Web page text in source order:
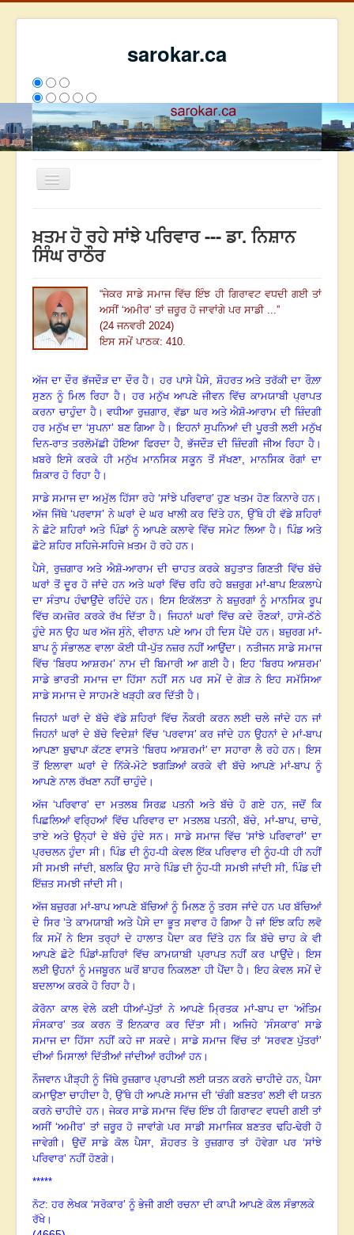
sarokar.ca
Toggle
ਰਚਨਾਵਾਂ
ਸੰਪਰਕ
We have 102 guests and no members online
2793545
ਅੱਜ723
ਖ਼ਤਮ ਹੋ ਰਹੇ ਸਾਂਝੇ ਪਰਿਵਾਰ --- ਡਾ. ਨਿਸ਼ਾਨ
ਸਿੰਘ ਰਾਠੌਰ
“ਜੇਕਰ ਸਾਡੇ ਸਮਾਜ ਵਿੱਚ ਇੰਝ ਹੀ ਗਿਰਾਵਟ ਵਧਦੀ ਗਈ ਤਾਂ
ਅਸੀਂ ‘ਅਮੀਰ’ ਤਾਂ ਜ਼ਰੂਰ ਹੋ ਜਾਵਾਂਗੇ ਪਰ ਸਾਡੀ ...”
(24 ਜਨਵਰੀ 2024)
ਇਸ ਸਮੇਂ ਪਾਠਕ: 410.
ਅੱਜ ਦਾ ਦੌਰ ਭੱਜਦੌੜ ਦਾ ਦੌਰ ਹੈ ।ਹਰ ਪਾਸੇ ਪੈਸੇ, ਸ਼ੋਹਰਤ ਅਤੇ ਤਰੱਕੀ ਦਾ ਰੌਲ਼ਾ
ਸੁਣਨ ਨੂੰ ਮਿਲ ਰਿਹਾ ਹੈ । ਹਰ ਮਨੁੱਖ ਆਪਣੇ ਜੀਵਨ ਵਿੱਚ ਕਾਮਯਾਬੀ ਪ੍ਰਾਪਤ
ਕਰਨਾ ਚਾਹੁੰਦਾ ਹੈ।ਵਧੀਆ ਰੁਜ਼ਗਾਰ,ਵੱਡਾ ਘਰ ਅਤੇ ਐਸ਼ੋ-ਆਰਾਮ ਦੀ ਜ਼ਿੰਦਗੀ
ਹਰ ਮਨੁੱਖ ਦਾ ‘ਸੁਪਨਾ’ ਬਣ ਗਿਆ ਹੈ । ਇਹਨਾਂ ਸੁਪਨਿਆਂ ਦੀ ਪੂਰਤੀ ਲਈ ਮਨੁੱਖ
ਦਿਨ-ਰਾਤ ਤਰਲੋਮੱਛੀ ਹੋਇਆ ਫਿਰਦਾ ਹੈ, ਭੱਜਦੌੜ ਦੀ ਜ਼ਿੰਦਗੀ ਜੀਅ ਰਿਹਾ ਹੈ ।
ਖ਼ਬਰੇ ਇਸੇ ਕਰਕੇ ਹੀ ਮਨੁੱਖ ਮਾਨਸਿਕ ਸਕੂਨ ਤੋਂ ਸੱਖਣਾ, ਮਾਨਸਿਕ ਰੋਗਾਂ ਦਾ
ਸ਼ਿਕਾਰ ਹੋ ਰਿਹਾ ਹੈ ।
ਸਾਡੇ ਸਮਾਜ ਦਾ ਅਮੁੱਲ ਹਿੱਸਾ ਰਹੇ ‘ਸਾਂਝੇ ਪਰਿਵਾਰ’ ਹੁਣ ਖਤਮ ਹੋਣ ਕਿਨਾਰੇ ਹਨ।
ਅੱਜ ਜਿੱਥੇ ‘ਪਰਵਾਸ’ ਨੇ ਘਰਾਂ ਦੇ ਘਰ ਖਾਲੀ ਕਰ ਦਿੱਤੇ ਹਨ, ਉੱਥੇ ਹੀ ਵੱਡੇ ਸ਼ਹਿਰਾਂ
ਨੇ ਛੋਟੇ ਸ਼ਹਿਰਾਂ ਅਤੇ ਪਿੰਡਾਂ ਨੂੰ ਆਪਣੇ ਕਲਾਵੇ ਵਿੱਚ ਸਮੇਟ ਲਿਆ ਹੈ। ਪਿੰਡ ਅਤੇ
ਛੋਟੇ ਸ਼ਹਿਰ ਸਹਿਜੇ-ਸਹਿਜੇ ਖ਼ਤਮ ਹੋ ਰਹੇ ਹਨ।
ਪੈਸੇ, ਰੁਜ਼ਗਾਰ ਅਤੇ ਐਸ਼ੋ-ਆਰਾਮ ਦੀ ਚਾਹਤ ਕਰਕੇ ਬਹੁਤਾਤ ਗਿਣਤੀ ਵਿੱਚ ਬੱਚੇ
ਘਰਾਂ ਤੋਂ ਦੂਰ ਹੋ ਜਾਂਦੇ ਹਨ ਅਤੇ ਘਰਾਂ ਵਿੱਚ ਰਹਿ ਰਹੇ ਬਜ਼ਰੁਗ ਮਾਂ-ਬਾਪ ਇਕਲਾਪੇ
ਦਾ ਸੰਤਾਪ ਹੰਢਾਉਂਦੇ ਰਹਿੰਦੇ ਹਨ।ਇਸ ਇਕੱਲਤਾ ਨੇ ਬਜ਼ੁਰਗਾਂ ਨੂੰ ਮਾਨਸਿਕ ਰੂਪ
ਵਿੱਚ ਕਮਜ਼ੋਰ ਕਰਕੇ ਰੱਖ ਦਿੱਤਾ ਹੈ । ਜਿਹਨਾਂ ਘਰਾਂ ਵਿੱਚ ਕਦੇ ਰੌਣਕਾਂ, ਹਾਸੇ-ਠੱਠੇ
ਹੁੰਦੇ ਸਨ ਉਹ ਘਰ ਅੱਜ ਸੁੰਨੇ, ਵੀਰਾਨ ਪਏ ਆਮ ਹੀ ਦਿਸ ਪੈਂਦੇ ਹਨ। ਬਜ਼ੁਰਗ ਮਾਂ-
ਬਾਪ ਨੂੰ ਸੰਭਾਲਣ ਵਾਲਾ ਕੋਈ ਧੀ-ਪੁੱਤ ਨਜ਼ਰ ਨਹੀਂ ਆਉਂਦਾ । ਨਤੀਜਨ ਸਾਡੇ ਸਮਾਜ
ਵਿੱਚ ‘ਬਿਰਧ ਆਸ਼ਰਮ’ ਨਾਮ ਦੀ ਬਿਮਾਰੀ ਆ ਗਈ ਹੈ ।ਇਹ ‘ਬਿਰਧ ਆਸ਼ਰਮ’
ਸਾਡੇ ਭਾਰਤੀ ਸਮਾਜ ਦਾ ਹਿੱਸਾ ਨਹੀਂ ਸਨ ਪਰ ਸਮੇਂ ਦੇ ਗੇੜ ਨੇ ਇਹ ਸਮੱਸਿਆ
ਸਾਡੇ ਸਮਾਜ ਦੇ ਸਾਹਮਣੇ ਖੜ੍ਹੀ ਕਰ ਦਿੱਤੀ ਹੈ ।
ਜਿਹਨਾਂ ਘਰਾਂ ਦੇ ਬੱਚੇ ਵੱਡੇ ਸ਼ਹਿਰਾਂ ਵਿੱਚ ਨੌਕਰੀ ਕਰਨ ਲਈ ਚਲੇ ਜਾਂਦੇ ਹਨ ਜਾਂ
ਜਿਹਨਾਂ ਘਰਾਂ ਦੇ ਬੱਚੇ ਵਿਦੇਸ਼ਾਂ ਵਿੱਚ ‘ਪਰਵਾਸ’ ਕਰ ਜਾਂਦੇ ਹਨ ਉਹਨਾਂ ਦੇ ਮਾਂ-ਬਾਪ
ਆਪਣਾ ਬੁਢਾਪਾ ਕੱਟਣ ਵਾਸਤੇ ‘ਬਿਰਧ ਆਸ਼ਰਮਾਂ’ ਦਾ ਸਹਾਰਾ ਲੈ ਰਹੇ ਹਨ।ਇਸ
ਤੋਂ ਇਲਾਵਾ ਘਰਾਂ ਦੇ ਨਿੱਕੇ-ਮੋਟੇ ਝਗੜਿਆਂ ਕਰਕੇ ਵੀ ਬੱਚੇ ਆਪਣੇ ਮਾਂ-ਬਾਪ ਨੂੰ
ਆਪਣੇ ਨਾਲ ਰੱਖਣਾ ਨਹੀਂ ਚਾਹੁੰਦੇ ।
ਅੱਜ ‘ਪਰਿਵਾਰ’ ਦਾ ਮਤਲਬ ਸਿਰਫ਼ ਪਤਨੀ ਅਤੇ ਬੱਚੇ ਹੋ ਗਏ ਹਨ, ਜਦੋਂ ਕਿ
ਪਿਛਲਿਆਂ ਵਰ੍ਹਿਆਂ ਵਿੱਚ ਪਰਿਵਾਰ ਦਾ ਮਤਲਬ ਪਤਨੀ,ਬੱਚੇ, ਮਾਂ-ਬਾਪ,ਚਾਚੇ,
ਤਾਏ ਅਤੇ ਉਨ੍ਹਾਂ ਦੇ ਬੱਚੇ ਹੁੰਦੇ ਸਨ। ਸਾਡੇ ਸਮਾਜ ਵਿੱਚ ‘ਸਾਂਝੇ ਪਰਿਵਾਰਾਂ’ ਦਾ
ਪ੍ਰਚਲਨ ਹੁੰਦਾ ਸੀ।ਪਿੰਡ ਦੀ ਨੂੰਹ-ਧੀ ਕੇਵਲ ਇੱਕ ਪਰਿਵਾਰ ਦੀ ਨੂੰਹ-ਧੀ ਹੀ ਨਹੀਂ
ਸੀ ਸਮਝੀ ਜਾਂਦੀ, ਬਲਕਿ ਉਹ ਸਾਰੇ ਪਿੰਡ ਦੀ ਨੂੰਹ-ਧੀ ਸਮਝੀ ਜਾਂਦੀ ਸੀ, ਪਿੰਡ ਦੀ
ਇੱਜ਼ਤ ਸਮਝੀ ਜਾਂਦੀ ਸੀ।
ਅੱਜ ਬਜ਼ੁਰਗ ਮਾਂ-ਬਾਪ ਆਪਣੇ ਬੱਚਿਆਂ ਨੂੰ ਮਿਲਣ ਨੂੰ ਤਰਸ ਜਾਂਦੇ ਹਨ ਪਰ ਬੱਚਿਆਂ
ਦੇ ਸਿਰ ’ਤੇ ਕਾਮਯਾਬੀ ਅਤੇ ਪੈਸੇ ਦਾ ਭੂਤ ਸਵਾਰ ਹੋ ਗਿਆ ਹੈ ਜਾਂ ਇੰਝ ਕਹਿ ਲਵੋ
ਕਿ ਸਮੇਂ ਨੇ ਇਸ ਤਰ੍ਹਾਂ ਦੇ ਹਾਲਾਤ ਪੈਦਾ ਕਰ ਦਿੱਤੇ ਹਨ ਕਿ ਬੱਚੇ ਚਾਹ ਕੇ ਵੀ
ਆਪਣੇ ਛੋਟੇ ਪਿੰਡਾਂ-ਸ਼ਹਿਰਾਂ ਵਿੱਚ ਕਾਮਯਾਬੀ ਪ੍ਰਾਪਤ ਨਹੀਂ ਕਰ ਪਾਉਂਦੇ।ਇਸ
ਲਈ ਉਹਨਾਂ ਨੂੰ ਮਜਬੂਰਨ ਘਰੋਂ ਬਾਹਰ ਨਿਕਲਣਾ ਹੀ ਪੈਂਦਾ ਹੈ ।ਇਹ ਕੇਵਲ ਸਮੇਂ ਦੇ
ਬਦਲਾਅ ਕਰਕੇ ਹੋ ਰਿਹਾ ਹੈ ।
ਕੋਰੋਨਾ ਕਾਲ ਵੇਲੇ ਕਈ ਧੀਆਂ-ਪੁੱਤਾਂ ਨੇ ਆਪਣੇ ਮ੍ਰਿਤਕ ਮਾਂ-ਬਾਪ ਦਾ ‘ਅੰਤਿਮ
ਸੰਸਕਾਰ’ ਤਕ ਕਰਨ ਤੋਂ ਇਨਕਾਰ ਕਰ ਦਿੱਤਾ ਸੀ।ਅਜਿਹੇ ‘ਸੰਸਕਾਰ’ ਸਾਡੇ
ਸਮਾਜ ਦਾ ਹਿੱਸਾ ਨਹੀਂ ਕਹੇ ਜਾ ਸਕਦੇ ।ਸਾਡੇ ਸਮਾਜ ਵਿੱਚ ਤਾਂ ‘ਸਰਵਣ ਪੁੱਤਰਾਂ’
ਦੀਆਂ ਮਿਸਾਲਾਂ ਦਿੱਤੀਆਂ ਜਾਂਦੀਆਂ ਰਹੀਆਂ ਹਨ।
ਨੌਜਵਾਨ ਪੀੜ੍ਹੀ ਨੂੰ ਜਿੱਥੇ ਰੁਜ਼ਗਾਰ ਪ੍ਰਾਪਤੀ ਲਈ ਯਤਨ ਕਰਨੇ ਚਾਹੀਦੇ ਹਨ, ਪੈਸਾ
ਕਮਾਉਣਾ ਚਾਹੀਦਾ ਹੈ, ਉੱਥੇ ਹੀ ਆਪਣੇ ਸਮਾਜ ਦੀ ‘ਚੰਗੀ ਬਣਤਰ’ ਲਈ ਵੀ ਯਤਨ
ਕਰਨੇ ਚਾਹੀਦੇ ਹਨ। ਜੇਕਰ ਸਾਡੇ ਸਮਾਜ ਵਿੱਚ ਇੰਝ ਹੀ ਗਿਰਾਵਟ ਵਧਦੀ ਗਈ ਤਾਂ
ਅਸੀਂ ‘ਅਮੀਰ’ ਤਾਂ ਜ਼ਰੂਰ ਹੋ ਜਾਵਾਂਗੇ ਪਰ ਸਾਡੀ ਸਮਾਜਿਕ ਬਣਤਰ ਢਹਿ-ਢੇਰੀ ਹੋ
ਜਾਵੇਗੀ। ਉਦੋਂ ਸਾਡੇ ਕੋਲ ਪੈਸਾ, ਸ਼ੋਹਰਤ ਤੇ ਰੁਜ਼ਗਾਰ ਤਾਂ ਹੋਵੇਗਾ ਪਰ ‘ਸਾਂਝੇ
ਪਰਿਵਾਰ’ ਨਹੀਂ ਹੋਣਗੇ।
*****
ਨੋਟ: ਹਰ ਲੇਖਕ ‘ਸਰੋਕਾਰ’ ਨੂੰ ਭੇਜੀ ਗਈ ਰਚਨਾ ਦੀ ਕਾਪੀ ਆਪਣੇ ਕੋਲ ਸੰਭਾਲਕੇ
ਰੱਖੇ।